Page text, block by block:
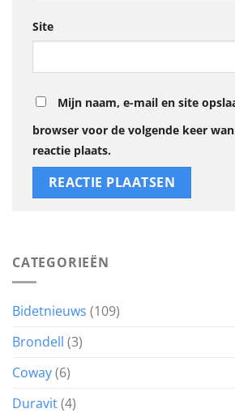
Site
Mijn naam, e-mail en site
browser voor de volgende keer
reactie plaats.
CATEGORIEËN
Bidetnieuws (109)
Brondell (3)
Coway(6)
Duravit(4)